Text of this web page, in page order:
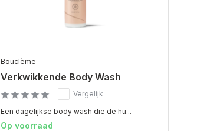
Bouclème
Verkwikkende Body Wash
Vergelijk
Een dagelijkse body wash die de hu...
Op voorraad